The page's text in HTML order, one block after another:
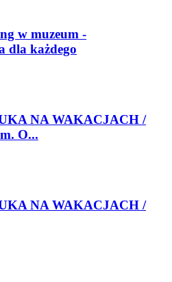
w muzeum -
dla każdego
NA WAKACJACH /
O...
NA WAKACJACH /